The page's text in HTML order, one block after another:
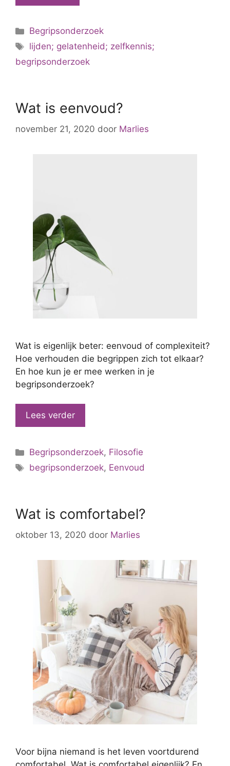
als
houding
Categorieën
Begripsonderzoek
Tags
lijden; gelatenheid; zelfkennis;
begripsonderzoek
Wat is eenvoud?
november 21, 2020 door Marlies
Wat is eigenlijk beter: eenvoud of complexiteit?
Hoe verhouden die begrippen zich tot elkaar?
En hoe kun je er mee werken in je
begripsonderzoek?
Lees verder
Categorieën
Begripsonderzoek, Filosofie
Tags
begripsonderzoek, Eenvoud
Wat is comfortabel?
oktober 13, 2020 door Marlies
Voor bijna niemand is het leven voortdurend